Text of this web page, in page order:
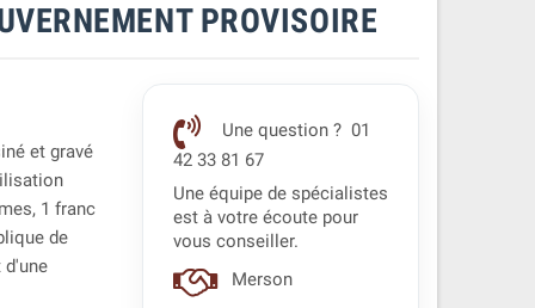
PROVISOIRE
et gravé
1 franc
de
d'une
Une question ? 01
42 33 81 67
Une équipe de spécialistes
est à votre écoute pour
vous conseiller.
Merson